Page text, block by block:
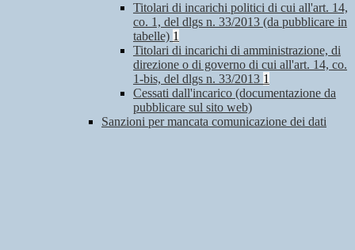
Titolari di incarichi politici di cui all'art. 14,
co. 1, del dlgs n. 33/2013 (da pubblicare in
tabelle) 1
Titolari di incarichi di amministrazione, di
direzione o di governo di cui all'art. 14, co.
1-bis, del dlgs n. 33/2013 1
Cessati dall'incarico (documentazione da
pubblicare sul sito web)
Sanzioni per mancata comunicazione dei dati